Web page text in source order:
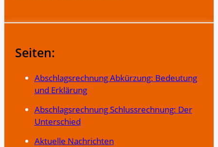
Seiten:
Abschlagsrechnung Abkürzung: Bedeutung
und Erklärung
Abschlagsrechnung Schlussrechnung: Der
Unterschied
Aktuelle Nachrichten